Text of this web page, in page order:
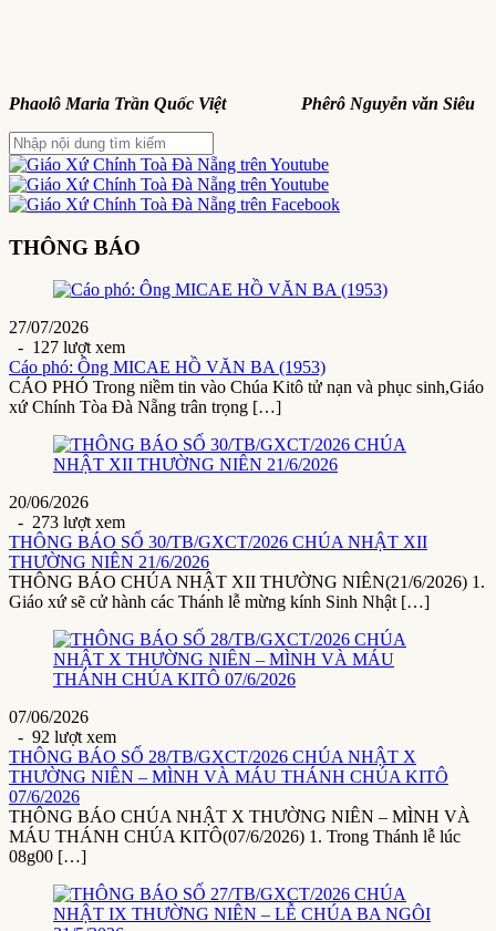
Phaolô Maria Trần Quốc Việt Phêrô Nguyễn văn Siêu
THÔNG BÁO
27/07/2026
- 127 lượt xem
Cáo phó: Ông MICAE HỒ VĂN BA (1953)
CÁO PHÓ Trong niềm tin vào Chúa Kitô tử nạn và phục sinh,Giáo
xứ Chính Tòa Đà Nẵng trân trọng […]
20/06/2026
- 273 lượt xem
THÔNG BÁO SỐ 30/TB/GXCT/2026 CHÚA NHẬT XII
THƯỜNG NIÊN 21/6/2026
THÔNG BÁO CHÚA NHẬT XII THƯỜNG NIÊN(21/6/2026) 1.
Giáo xứ sẽ cử hành các Thánh lễ mừng kính Sinh Nhật […]
07/06/2026
- 92 lượt xem
THÔNG BÁO SỐ 28/TB/GXCT/2026 CHÚA NHẬT X
THƯỜNG NIÊN – MÌNH VÀ MÁU THÁNH CHÚA KITÔ
07/6/2026
THÔNG BÁO CHÚA NHẬT X THƯỜNG NIÊN – MÌNH VÀ
MÁU THÁNH CHÚA KITÔ(07/6/2026) 1. Trong Thánh lễ lúc
08g00 […]